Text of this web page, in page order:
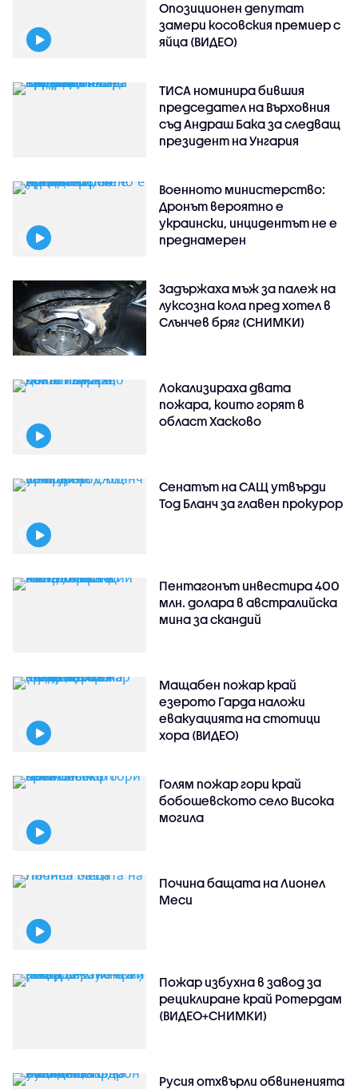
Опозиционен депутат
замери косовския премиер с
яйца (ВИДЕО)
ТИСА номинира бившия
председател на Върховния
съд Андраш Бака за следващ
президент на Унгария
Военното министерство:
Дронът вероятно е
украински, инцидентът не е
преднамерен
Задържаха мъж за палеж на
луксозна кола пред хотел в
Слънчев бряг (СНИМКИ)
Локализираха двата
пожара, които горят в
област Хасково
Сенатът на САЩ утвърди
Тод Бланч за главен прокурор
Пентагонът инвестира 400
млн. долара в австралийска
мина за скандий
Мащабен пожар край
езерото Гарда наложи
евакуацията на стотици
хора (ВИДЕО)
Голям пожар гори край
бобошевското село Висока
могила
Почина бащата на Лионел
Меси
Пожар избухна в завод за
рециклиране край Ротердам
(ВИДЕО+СНИМКИ)
Русия отхвърли обвиненията